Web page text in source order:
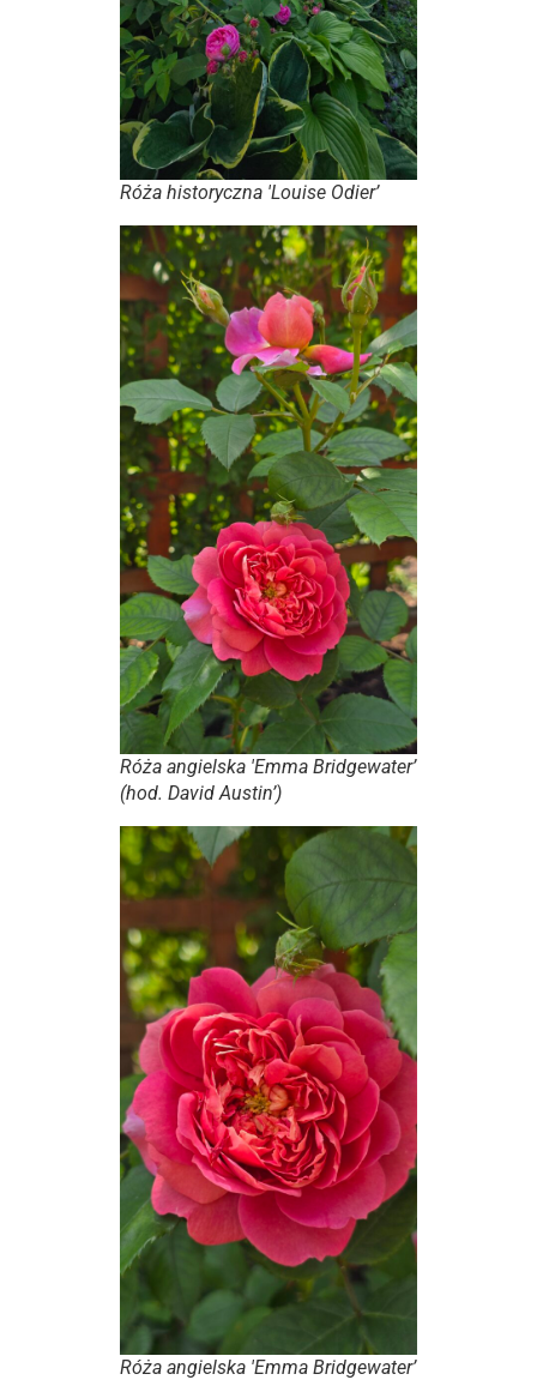
Róża historyczna 'Louise Odier’
Róża angielska 'Emma Bridgewater’
(hod. David Austin’)
Róża angielska 'Emma Bridgewater’